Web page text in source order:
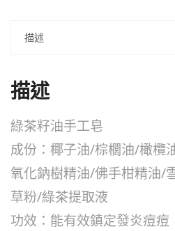
描述
描述
綠茶籽油手工皂
成份：椰子油/棕櫚油/橄欖
氧化鈉樹精油/佛手柑精油/
草粉/綠茶提取液
功效：能有效鎮定發炎痘